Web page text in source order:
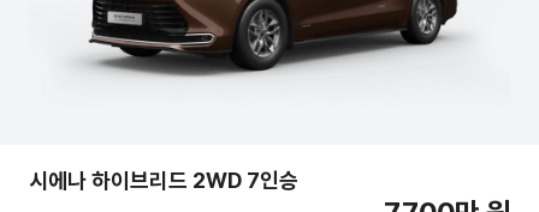
시에나 하이브리드 2WD 7인승